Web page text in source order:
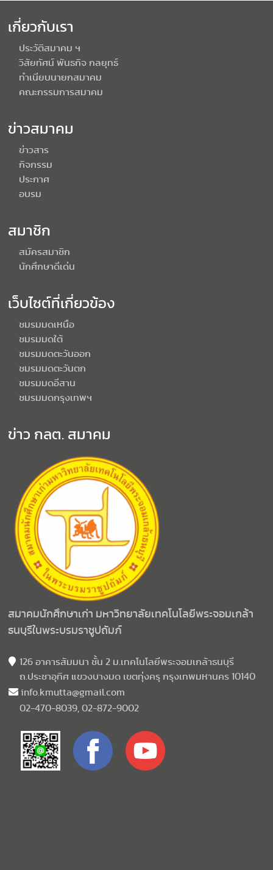
เกี่ยวกับเรา
ประวัติสมาคม ฯ
วิสัยทัศน์ พันธกิจ กลยุทธ์
ทำเนียบนายกสมาคม
คณะกรรมการสมาคม
ข่าวสมาคม
ข่าวสาร
กิจกรรม
ประกาศ
อบรม
สมาชิก
สมัครสมาชิก
นักศึกษาดีเด่น
เว็บไซต์ที่เกี่ยวข้อง
ชมรมมดเหนือ
ชมรมมดใต้
ชมรมมดตะวันออก
ชมรมมดตะวันตก
ชมรมมดอีสาน
ชมรมมดกรุงเทพฯ
ข่าว กลต. สมาคม
สมาคมนักศึกษาเก่า มหาวิทยาลัยเทคโนโลยีพระจอมเกล้า
ธนบุรีในพระบรมราชูปถัมภ์
126 อาคารสัมมนา ชั้น 2 ม.เทคโนโลยีพระจอมเกล้าธนบุรี
ถ.ประชาอุทิศ แขวงบางมด เขตทุ่งครุ กรุงเทพมหานคร 10140
info.kmutta@gmail.com
02-470-8039, 02-872-9002